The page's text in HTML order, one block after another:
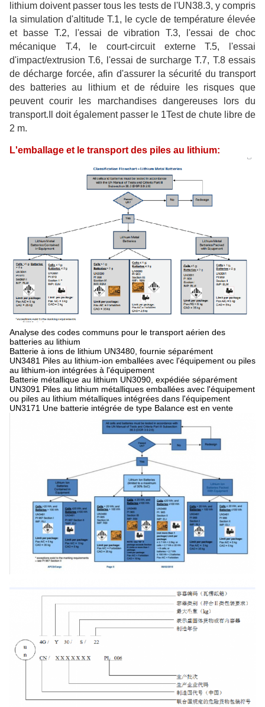
lithium doivent passer tous les tests de l'UN38.3, y compris
la simulation d'altitude T.1, le cycle de température élevée
et basse T.2, l'essai de vibration T.3, l'essai de choc
mécanique T.4, le court-circuit externe T.5, l'essai
d'impact/extrusion T.6, l'essai de surcharge T.7, T.8 essais
de décharge forcée, afin d'assurer la sécurité du transport
des batteries au lithium et de réduire les risques que
peuvent courir les marchandises dangereuses lors du
transport.Il doit également passer le 1Test de chute libre de
2 m.
L'emballage et le transport des piles au lithium:
Analyse des codes communs pour le transport aérien des
batteries au lithium
Batterie à ions de lithium UN3480, fournie séparément
UN3481 Piles au lithium-ion emballées avec l'équipement ou piles
au lithium-ion intégrées à l'équipement
Batterie métallique au lithium UN3090, expédiée séparément
UN3091 Piles au lithium métalliques emballées avec l'équipement
ou piles au lithium métalliques intégrées dans l'équipement
UN3171 Une batterie intégrée de type Balance est en vente